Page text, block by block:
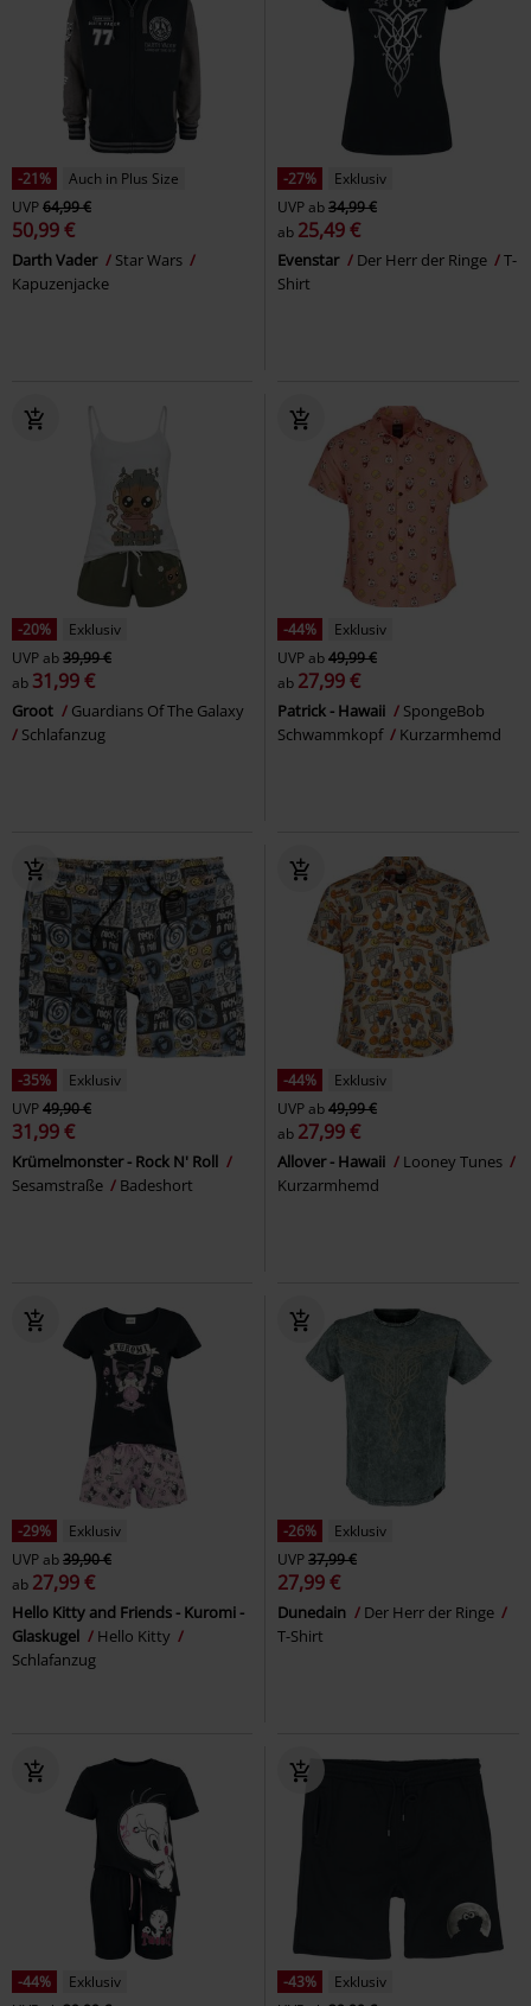
-21%
Auch in Plus Size
UVP64,99 €
50,99 €
Darth Vader
Star Wars
Kapuzenjacke
-27%
Exklusiv
UVPab34,99 €
ab 25,49 €
Evenstar Der Herr der Ringe
T-
Shirt
-20%
Exklusiv
UVPab39,99 €
ab 31,99 €
Groot
Guardians Of The Galaxy
Schlafanzug
-44%
Exklusiv
UVPab49,99 €
ab 27,99 €
Patrick - Hawaii
SpongeBob
Schwammkopf
Kurzarmhemd
-35%
Exklusiv
UVP49,90 €
31,99 €
Krümelmonster - Rock N' Roll
Sesamstraße
Badeshort
-44%
Exklusiv
UVPab49,99 €
ab 27,99 €
Allover - Hawaii
Looney Tunes
Kurzarmhemd
-29%
Exklusiv
UVPab39,90 €
ab 27,99 €
Hello Kitty and Friends - Kuromi -
Glaskugel
Hello Kitty
Schlafanzug
-26%
Exklusiv
UVP37,99 €
27,99 €
Dunedain
Der Herr der Ringe
T-Shirt
-44%
Exklusiv
-43%
Exklusiv